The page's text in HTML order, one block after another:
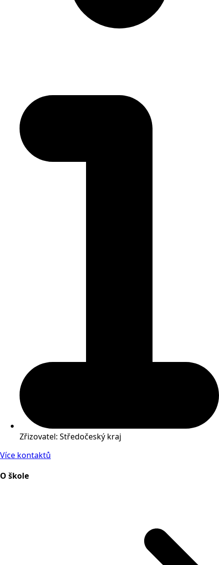
Zřizovatel: Středočeský kraj
Více kontaktů
O škole